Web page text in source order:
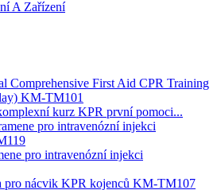
A Zařízení
kurz KPR první pomoci...
pro intravenózní injekci